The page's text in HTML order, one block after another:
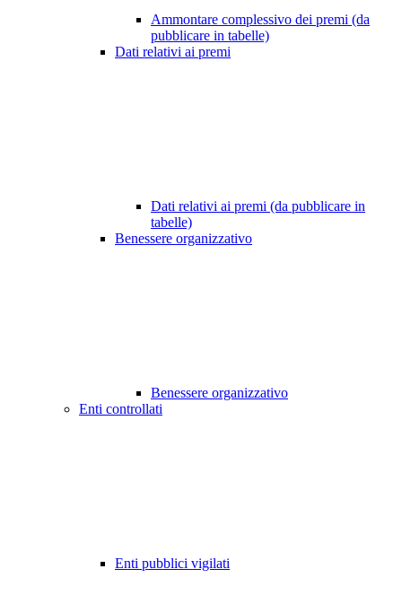
Ammontare complessivo dei premi (da
pubblicare in tabelle)
Dati relativi ai premi
Dati relativi ai premi (da pubblicare in
tabelle)
Benessere organizzativo
Benessere organizzativo
Enti controllati
Enti pubblici vigilati